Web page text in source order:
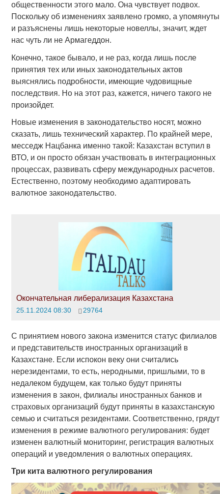
общественности этого мало. Она чувствует подвох.
Поскольку об изменениях заявлено громко, а упомянуты
и разъяснены лишь некоторые новеллы, значит, ждет
нас чуть ли не Армагеддон.
Конечно, такое бывало, и не раз, когда лишь после
принятия тех или иных законодательных актов
выяснялись подробности, имеющие чудовищные
последствия. Но на этот раз, кажется, ничего такого не
произойдет.
Новые изменения в законодательство носят, можно
сказать, лишь технический характер. По крайней мере,
месседж Нацбанка именно такой: Казахстан вступил в
ВТО, и он просто обязан участвовать в интеграционных
процессах, развивать сферу международных расчетов.
Естественно, поэтому необходимо адаптировать
валютное законодательство.
Окончательная либерализация Казахстана
25.11.2024 08:30 29764
С принятием нового закона изменится статус филиалов
и представительств иностранных организаций в
Казахстане. Если испокон веку они считались
нерезидентами, то есть, неродными, пришлыми, то в
недалеком будущем, как только будут приняты
изменения в закон, филиалы иностранных банков и
страховых организаций будут приняты в казахстанскую
семью и считаться резидентами. Соответственно, грядут
изменения в режиме валютного регулирования: будет
изменен валютный мониторинг, регистрация валютных
операций и уведомления о валютных операциях.
Три кита валютного регулирования